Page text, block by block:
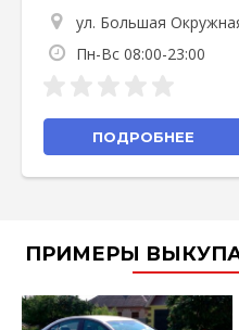
ул. Большая
Пн-Вс 08:00-23:00
ПОДРОБНЕЕ
ПРИМЕРЫ ВЫКУПА